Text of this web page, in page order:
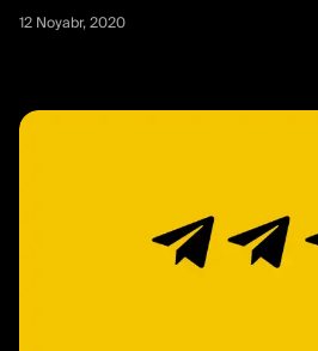
12 Noyabr, 2020